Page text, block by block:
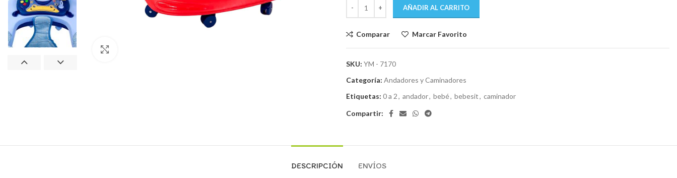
AÑADIR AL CARRITO
Comparar Marcar Favorito
SKU: YM - 7170
Categoría: Andadores y Caminadores
Etiquetas: 0 a 2, andador, bebé, bebesit, caminador
Compartir:
DESCRIPCIÓN ENVÍOS